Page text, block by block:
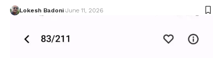
Lokesh Badoni June 11, 2026